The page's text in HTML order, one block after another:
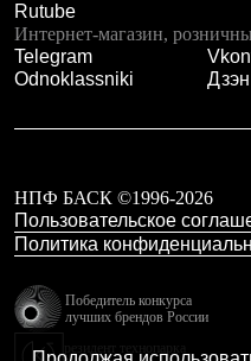
Rutube
Интернет-магазин,
Telegram
Odnoklassniki
Дзэн
НПФ БАСК ©1996-2026
Пользовательское
Политика
Победитель конкурса
лучших брендов России